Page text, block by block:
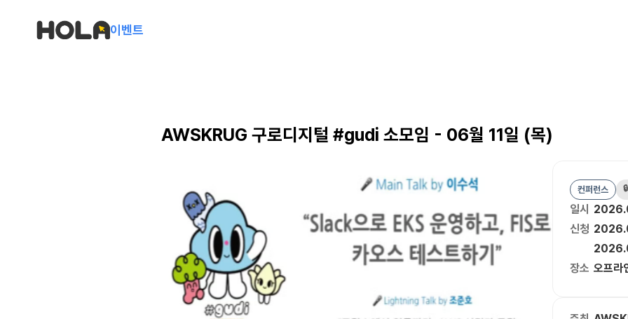
이벤트
AWSKRUG 구로디지털 #gudi 소모임 - 06월 11일 (목)
컨퍼런스
일시
신청
장소 오프라